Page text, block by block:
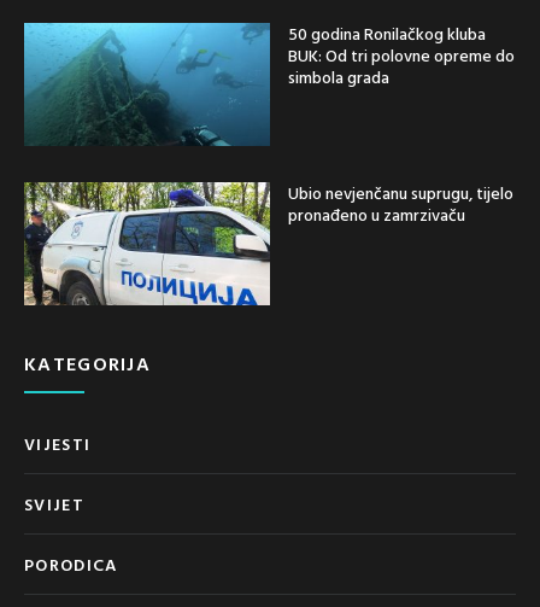
50 godina Ronilačkog kluba
BUK: Od tri polovne opreme do
simbola grada
Ubio nevjenčanu suprugu, tijelo
pronađeno u zamrzivaču
KATEGORIJA
VIJESTI
SVIJET
PORODICA